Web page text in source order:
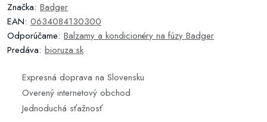
Značka: Badger
EAN: 0634084130300
Odporúčame: Balzamy a kondicionéry na fúzy Badger
Predáva: bioruza.sk
Expresná doprava na Slovensku
Overený internetový obchod
Jednoduchá sťažnosť